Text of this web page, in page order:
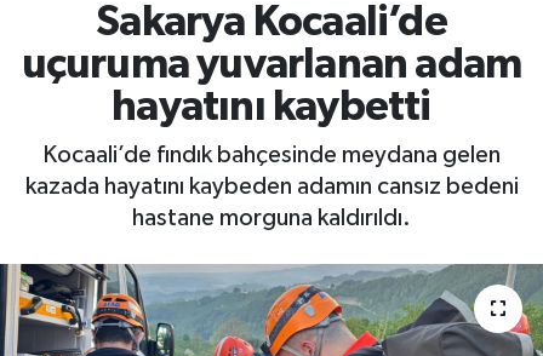
Sakarya Kocaali’de
uçuruma yuvarlanan adam
hayatını kaybetti
Kocaali’de fındık bahçesinde meydana gelen
kazada hayatını kaybeden adamın cansız bedeni
hastane morguna kaldırıldı.